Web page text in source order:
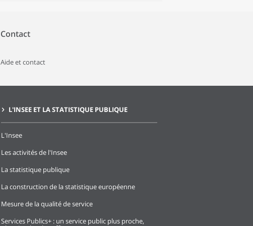
Contact
Aide et contact
L'INSEE ET LA STATISTIQUE PUBLIQUE
L'Insee
Les activités de l'Insee
La statistique publique
La construction de la statistique européenne
Mesure de la qualité de service
Services Publics+ : un service public plus proche,